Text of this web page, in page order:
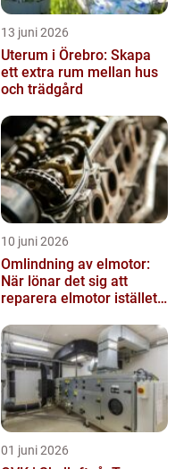
13 juni 2026
Uterum i Örebro: Skapa
ett extra rum mellan hus
och trädgård
10 juni 2026
Omlindning av elmotor:
När lönar det sig att
reparera elmotor istället
01 juni 2026